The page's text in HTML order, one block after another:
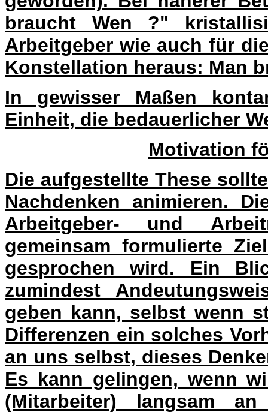
braucht Wen ?"
Arbeitgeber wie auch für
Konstellation heraus: Man
In gewisser Maßen
Einheit, die bedauerlicher
Motivation
Die aufgestellte These
Nachdenken animieren.
Arbeitgeber- und
gemeinsam formulierte
gesprochen wird. Ein
zumindest
geben kann, selbst wenn
Differenzen ein solches
an uns selbst, dieses
Es kann gelingen, wenn
(Mitarbeiter) langsam